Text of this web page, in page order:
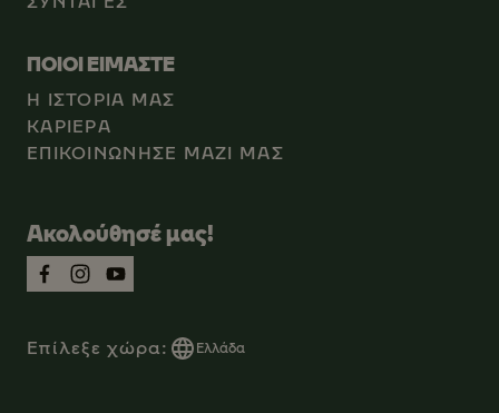
ΠΟΙΟΙ ΕΙΜΑΣΤΕ
Η ΙΣΤΟΡΙΑ ΜΑΣ
ΚΑΡΙEΡΑ
ΕΠΙΚΟΙΝΩΝΗΣΕ ΜΑΖΙ ΜΑΣ
Ακολούθησέ μας!
Επίλεξε χώρα: Ελλάδα